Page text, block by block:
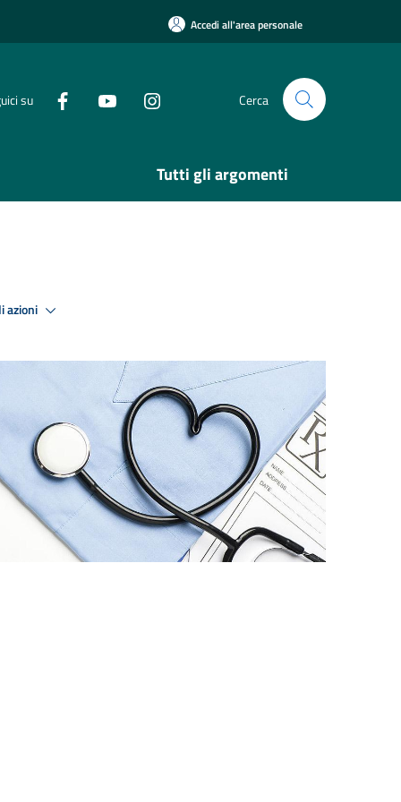
Accedi all'area personale
su Cerca
Tutti gli argomenti
azioni